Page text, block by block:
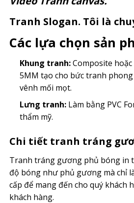
Tranh Slogan. Tôi là
Các lựa chọn sản
Khung tranh:Composite
5MM tạo cho bức tranh
vênh mối mọt.
Lưng tranh: Làm bằng PVC
thẩm mỹ.
Chi tiết tranh tráng
Tranh tráng gương phủ bóng in
độ bóng như phủ gương mà chỉ
cấp để mang đến cho quý
khách hàng.